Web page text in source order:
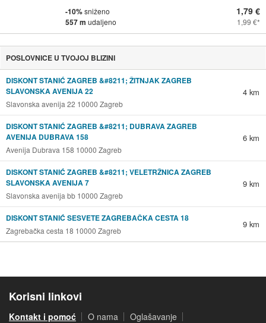
-10%sniženo
557 m udaljeno
1,79 €
1,99 €
POSLOVNICE U TVOJOJ BLIZINI
DISKONT STANIĆ ZAGREB &#8211; ŽITNJAK ZAGREB
SLAVONSKA AVENIJA 22
Slavonska avenija 22 10000 Zagreb
4 km
DISKONT STANIĆ ZAGREB &#8211; DUBRAVA ZAGREB
AVENIJA DUBRAVA 158
Avenija Dubrava 158 10000 Zagreb
6 km
DISKONT STANIĆ ZAGREB &#8211; VELETRŽNICA ZAGREB
SLAVONSKA AVENIJA 7
Slavonska avenija bb 10000 Zagreb
9 km
DISKONT STANIĆ SESVETE ZAGREBAČKA CESTA 18
Zagrebačka cesta 18 10000 Zagreb
9 km
Korisni linkovi
Kontakt i pomoć O nama
Oglašavanje